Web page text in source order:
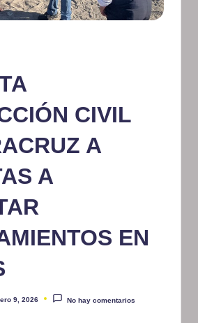
CIVIL
A
A
EN
9, 2026 No hay comentarios